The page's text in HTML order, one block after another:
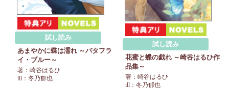
試し読み
あまやかに蝶は濡れ ～バタフラ
イ・ブルー～
著：崎谷はるひ
ill：冬乃郁也
試し読み
花蜜と蝶の戯れ ～崎谷はるひ作
品集～
著：崎谷はるひ
ill：冬乃郁也